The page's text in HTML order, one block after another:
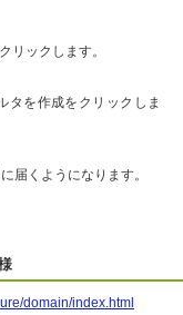
リックします。
タを作成をクリックしま
届くようになります。
domain/index.html